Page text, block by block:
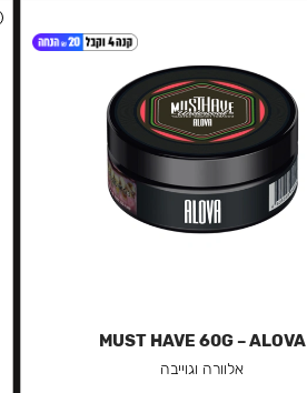
MUST HAVE 60G – ALOVA
אלוורה וגוייבה